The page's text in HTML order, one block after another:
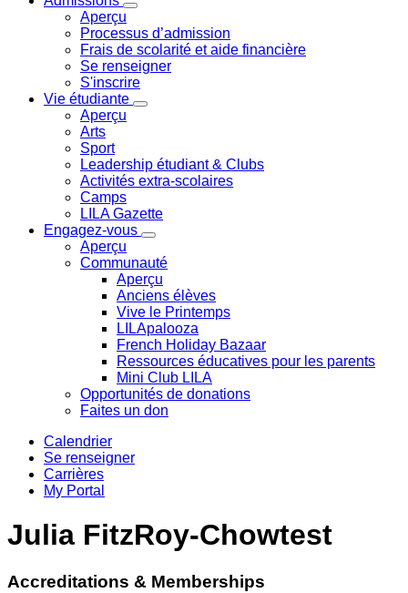
Aperçu
Processus d’admission
Frais de scolarité et aide financière
Se renseigner
S'inscrire
Vie étudiante
Aperçu
Arts
Sport
Leadership étudiant & Clubs
Activités extra-scolaires
Camps
LILA Gazette
Engagez-vous
Aperçu
Communauté
Aperçu
Anciens élèves
Vive le Printemps
LILApalooza
French Holiday Bazaar
Ressources éducatives pour les parents
Mini Club LILA
Opportunités de donations
Faites un don
Calendrier
Se renseigner
Carrières
My Portal
Julia FitzRoy-Chowtest
Accreditations & Memberships